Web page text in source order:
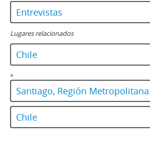
Entrevistas
Lugares relacionados
Chile
»
Santiago, Región Metropolitana
Chile